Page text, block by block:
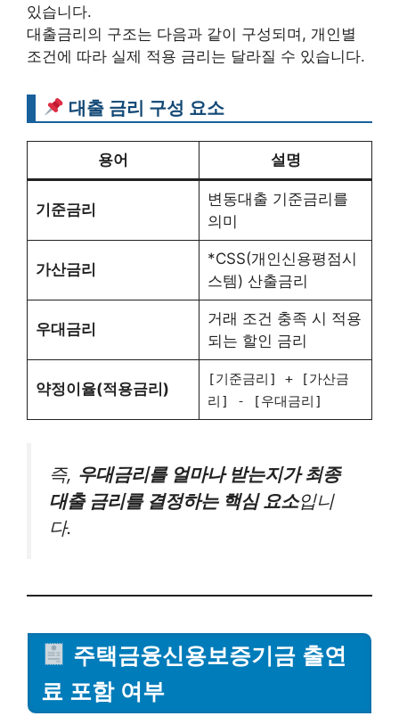
있습니다.
대출금리의 구조는 다음과 같이 구성되며, 개인별
조건에 따라 실제 적용 금리는 달라질 수 있습니다.
대출 금리 구성 요소
용어 설명
기준금리
변동대출 기준금리를
의미
가산금리
*CSS(개인신용평점시
스템) 산출금리
우대금리
거래 조건 충족 시 적용
되는 할인 금리
약정이율(적용금리)
[기준금리] + [가산금
리] - [우대금리]
즉, 우대금리를 얼마나 받는지가 최종
대출 금리를 결정하는 핵심 요소입니
다.
주택금융신용보증기금 출연
료 포함 여부